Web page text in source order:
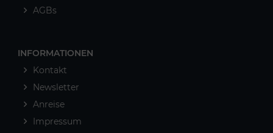
AGBs
INFORMATIONEN
Kontakt
Newsletter
Anreise
Impressum